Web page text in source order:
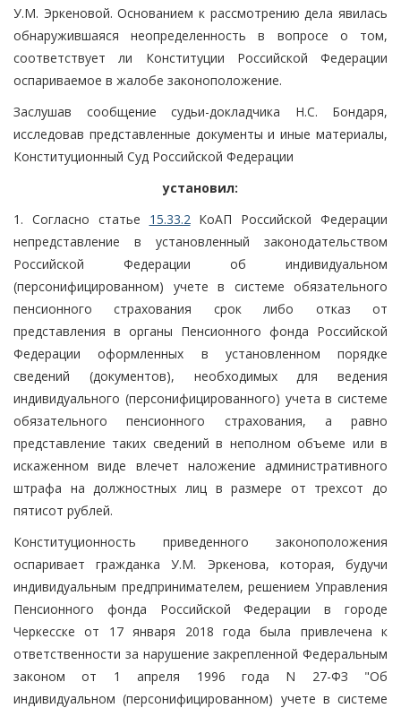
У.М. Эркеновой. Основанием к рассмотрению дела явилась
обнаружившаяся неопределенность в вопросе о том,
соответствует ли Конституции Российской Федерации
оспариваемое в жалобе законоположение.
Заслушав сообщение судьи-докладчика Н.С. Бондаря,
исследовав представленные документы и иные материалы,
Конституционный Суд Российской Федерации
установил:
1. Согласно статье 15.33.2 КоАП Российской Федерации
непредставление в установленный законодательством
Российской Федерации об индивидуальном
(персонифицированном) учете в системе обязательного
пенсионного страхования срок либо отказ от
представления в органы Пенсионного фонда Российской
Федерации оформленных в установленном порядке
сведений (документов), необходимых для ведения
индивидуального (персонифицированного) учета в системе
обязательного пенсионного страхования, а равно
представление таких сведений в неполном объеме или в
искаженном виде влечет наложение административного
штрафа на должностных лиц в размере от трехсот до
пятисот рублей.
Конституционность приведенного законоположения
оспаривает гражданка У.М. Эркенова, которая, будучи
индивидуальным предпринимателем, решением Управления
Пенсионного фонда Российской Федерации в городе
Черкесске от 17 января 2018 года была привлечена к
ответственности за нарушение закрепленной Федеральным
законом от 1 апреля 1996 года N 27-ФЗ "Об
индивидуальном (персонифицированном) учете в системе